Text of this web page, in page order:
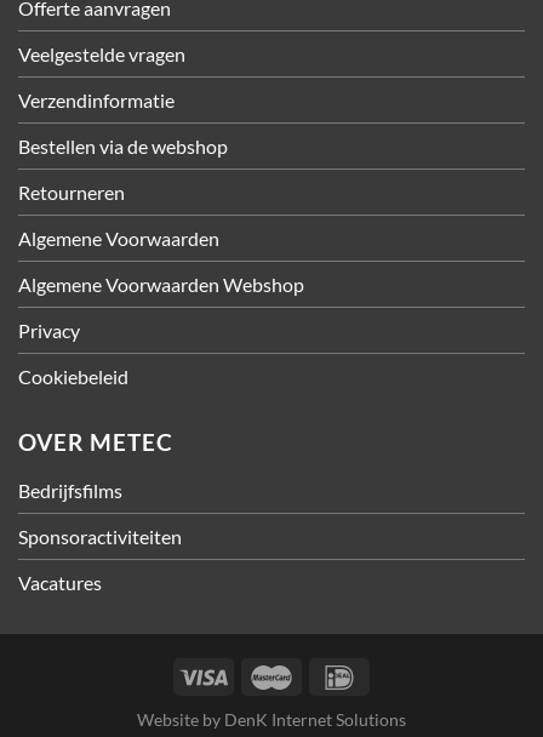
Offerte aanvragen
Veelgestelde vragen
Verzendinformatie
Bestellen via de webshop
Retourneren
Algemene Voorwaarden
Algemene Voorwaarden Webshop
Privacy
Cookiebeleid
OVER METEC
Bedrijfsfilms
Sponsoractiviteiten
Vacatures
Website by DenK Internet Solutions